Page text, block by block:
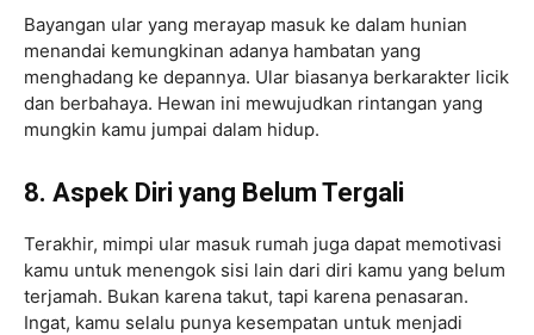
Bayangan ular yang merayap masuk ke dalam hunian
menandai kemungkinan adanya hambatan yang
menghadang ke depannya. Ular biasanya berkarakter licik
dan berbahaya. Hewan ini mewujudkan rintangan yang
mungkin kamu jumpai dalam hidup.
8. Aspek Diri yang Belum Tergali
Terakhir, mimpi ular masuk rumah juga dapat memotivasi
kamu untuk menengok sisi lain dari diri kamu yang belum
terjamah. Bukan karena takut, tapi karena penasaran.
Ingat, kamu selalu punya kesempatan untuk menjadi